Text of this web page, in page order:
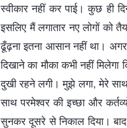
स्वीकार नहीं कर पाई। कुछ ही
इसलिए मैं लगातार नए लोगों को
ढूँढ़ना इतना आसान नहीं था।
दिखाने का मौका कभी नहीं
दुखी रहने लगी। मुझे लगा, मेरे
साथ परमेश्वर की इच्छा और
सुनकर दूसरे से निकाल दिया।